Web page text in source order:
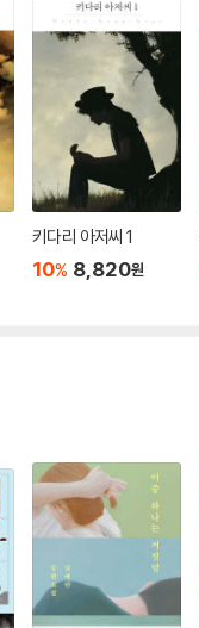
키다리 아저씨 1
10% 8,820원